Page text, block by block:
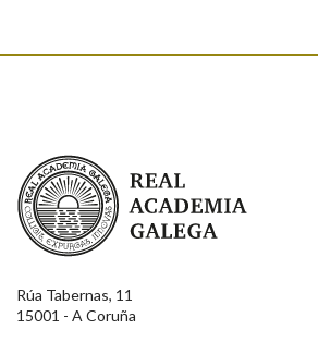
Real Academia Galega
Rúa Tabernas, 11
15001 - A Coruña